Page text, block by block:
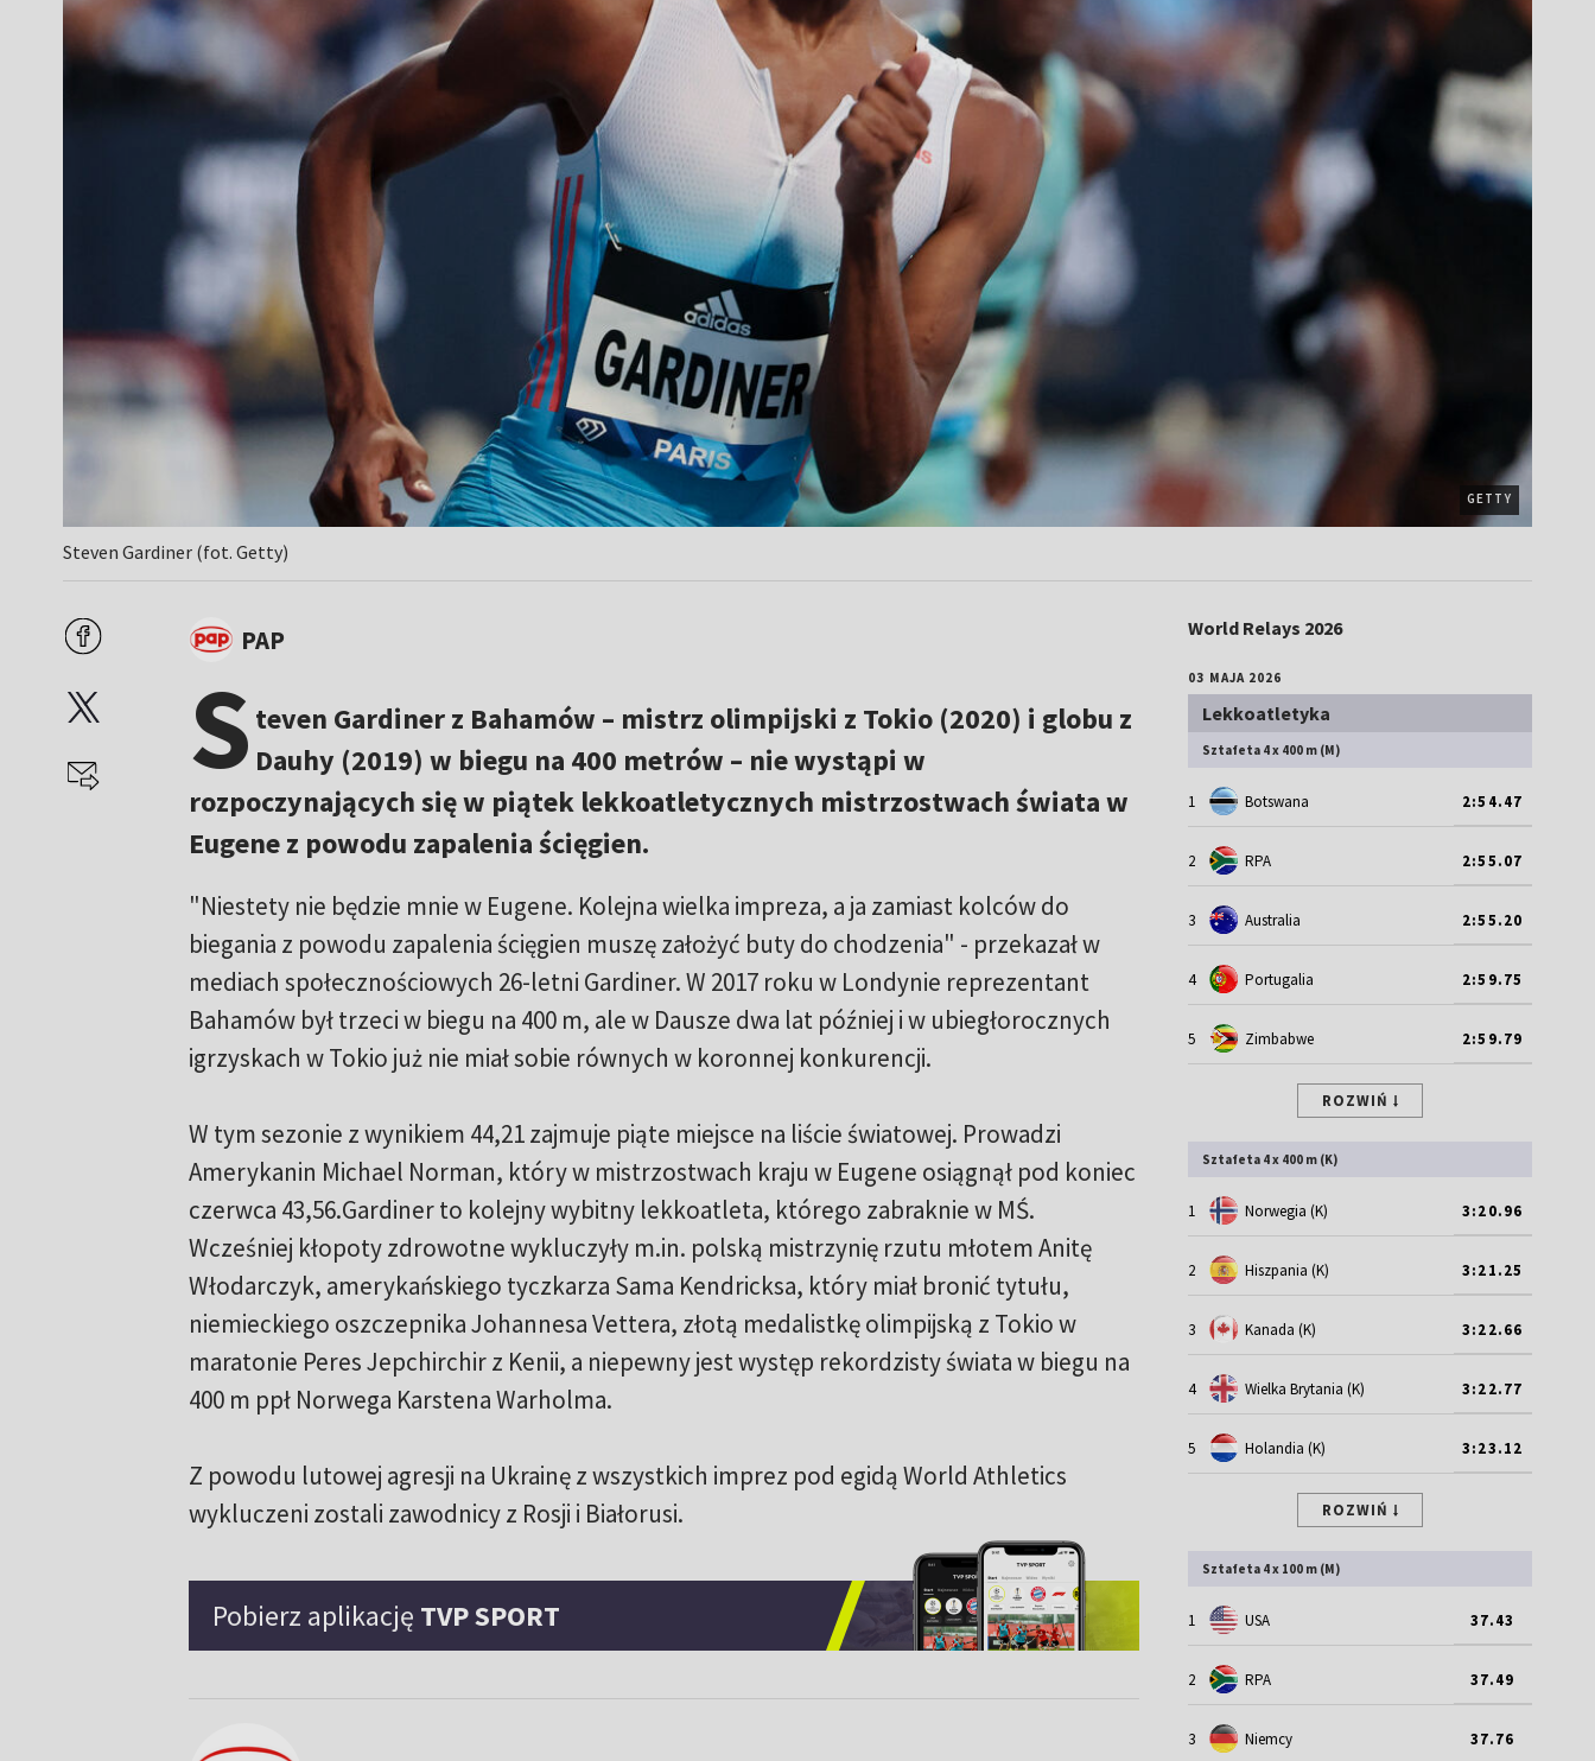
GETTY
Steven Gardiner (fot. Getty)
PAP
S teven Gardiner z Bahamów – mistrz olimpijski z Tokio (2020) i globu z
Dauhy (2019) w biegu na 400 metrów – nie wystąpi w
rozpoczynających się w piątek lekkoatletycznych mistrzostwach świata w
Eugene z powodu zapalenia ścięgien.
"Niestety nie będzie mnie w Eugene. Kolejna wielka impreza, a ja zamiast kolców do
biegania z powodu zapalenia ścięgien muszę założyć buty do chodzenia" - przekazał w
mediach społecznościowych 26-letni Gardiner. W 2017 roku w Londynie reprezentant
Bahamów był trzeci w biegu na 400 m, ale w Dausze dwa lat później i w ubiegłorocznych
igrzyskach w Tokio już nie miał sobie równych w koronnej konkurencji.
W tym sezonie z wynikiem 44,21 zajmuje piąte miejsce na liście światowej. Prowadzi
Amerykanin Michael Norman, który w mistrzostwach kraju w Eugene osiągnął pod koniec
czerwca 43,56.Gardiner to kolejny wybitny lekkoatleta, którego zabraknie w MŚ.
Wcześniej kłopoty zdrowotne wykluczyły m.in. polską mistrzynię rzutu młotem Anitę
Włodarczyk, amerykańskiego tyczkarza Sama Kendricksa, który miał bronić tytułu,
niemieckiego oszczepnika Johannesa Vettera, złotą medalistkę olimpijską z Tokio w
maratonie Peres Jepchirchir z Kenii, a niepewny jest występ rekordzisty świata w biegu na
400 m ppł Norwega Karstena Warholma.
Z powodu lutowej agresji na Ukrainę z wszystkich imprez pod egidą World Athletics
wykluczeni zostali zawodnicy z Rosji i Białorusi.
Pobierz aplikację TVP SPORT
World Relays 2026
03 MAJA 2026
Lekkoatletyka
Sztafeta 4 x 400 m (M)
1 Botswana 2:54.47
2 RPA 2:55.07
3 Australia 2:55.20
4 Portugalia 2:59.75
5 Zimbabwe 2:59.79
ROZWIŃ
Sztafeta 4 x 400 m (K)
1 Norwegia (K) 3:20.96
2 Hiszpania (K) 3:21.25
3 Kanada (K) 3:22.66
4 Wielka Brytania (K) 3:22.77
5 Holandia (K) 3:23.12
ROZWIŃ
Sztafeta 4 x 100 m (M)
1 USA 37.43
2 RPA 37.49
3 Niemcy 37.76